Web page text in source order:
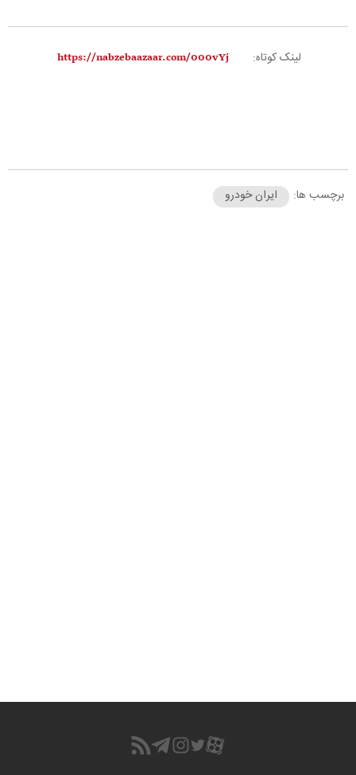
لینک کوتاه:
برچسب ها: ایران خودرو